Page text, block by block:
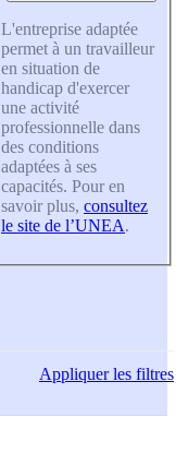
L'entreprise adaptée
permet à un travailleur
en situation de
handicap d'exercer
une activité
professionnelle dans
des conditions
adaptées à ses
capacités. Pour en
savoir plus, consultez
le site de l’UNEA.
Appliquerles filtres